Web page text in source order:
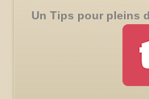
Un Tips pour pleins